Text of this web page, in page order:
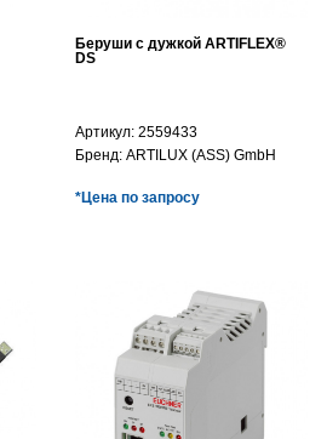
Беруши с дужкой ARTIFLEX®
DS
Артикул: 2559433
Бренд: ARTILUX (ASS) GmbH
*Цена по запросу